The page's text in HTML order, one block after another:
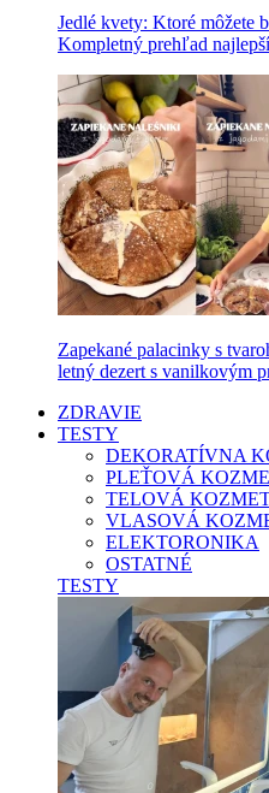
Jedlé kvety: Ktoré môžete
Kompletný prehľad
Zapekané palacinky s
letný dezert s vanilkovým
ZDRAVIE
TESTY
DEKORATÍVNA
PLEŤOVÁ
TELOVÁ
VLASOVÁ
ELEKTORONIKA
OSTATNÉ
TESTY